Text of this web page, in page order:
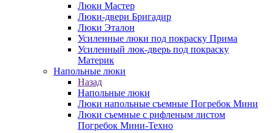
Люки Мастер
Люки-двери Бригадир
Люки Эталон
Усиленные люки под покраску Прима
Усиленный люк-дверь под покраску
Материк
Напольные люки
Назад
Напольные люки
Люки напольные съемные Погребок Мини
Люки съемные с рифленым листом
Погребок Мини-Техно